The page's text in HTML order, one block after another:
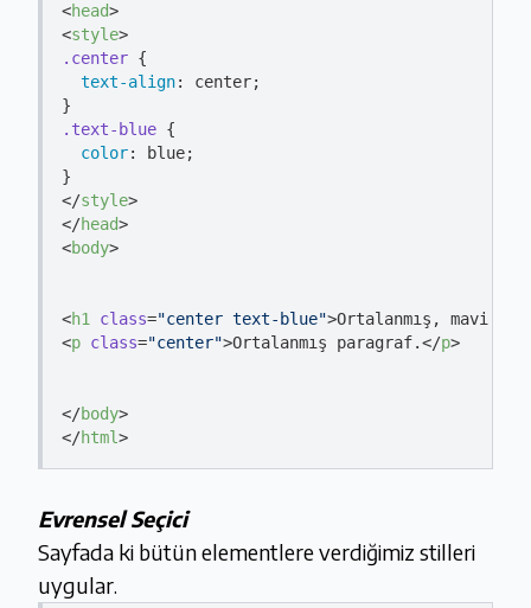
<head>
<style>
.center {
text-align: center;
.text-blue {
color: blue;
</style>
</head>
<body>
<h1 class="center text-blue">Ortalanmış, mavi
<p class="center">Ortalanmış paragraf.</p>
</body>
</html>
Evrensel Seçici
Sayfada ki bütün elementlere verdiğimiz stilleri
uygular.